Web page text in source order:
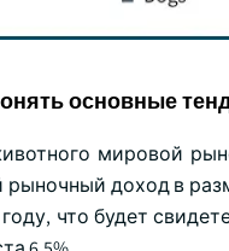
основные
мировой
доход в
что будет